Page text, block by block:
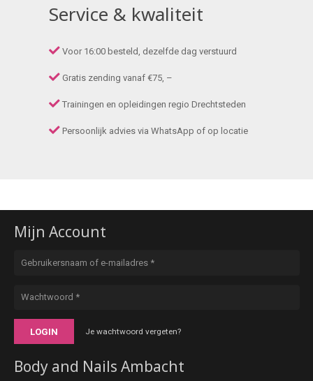
Service & kwaliteit
Voor 16:00 besteld, dezelfde dag verstuurd
Gratis zending vanaf €75, –
Trainingen en opleidingen regio Drechtsteden
Persoonlijk advies via WhatsApp of op locatie
Mijn Account
LOGIN Je wachtwoord vergeten?
Body and Nails Ambacht